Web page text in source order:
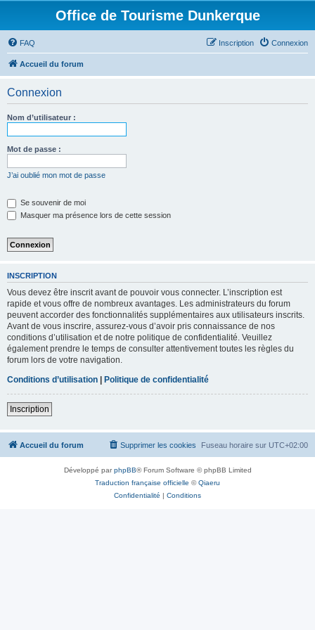
Office de Tourisme Dunkerque
FAQ Connexion
Inscription
Accueil du forum
Connexion
Nom d’utilisateur :
Mot de passe :
J’ai oublié mon mot de passe
Se souvenir de moi
Masquer ma présence lors de cette session
INSCRIPTION
Vous devez être inscrit avant de pouvoir vous connecter. L’inscription est
rapide et vous offre de nombreux avantages. Les administrateurs du forum
peuvent accorder des fonctionnalités supplémentaires aux utilisateurs inscrits.
Avant de vous inscrire, assurez-vous d’avoir pris connaissance de nos
conditions d’utilisation et de notre politique de confidentialité. Veuillez
également prendre le temps de consulter attentivement toutes les règles du
forum lors de votre navigation.
Conditions d’utilisation | Politique de confidentialité
Inscription
Accueil du forum Fuseau horaire sur UTC+02:00
Supprimer les cookies
Développé parphpBB® Forum Software © phpBB Limited
Traduction française officielle ©Qiaeru
Confidentialité | Conditions